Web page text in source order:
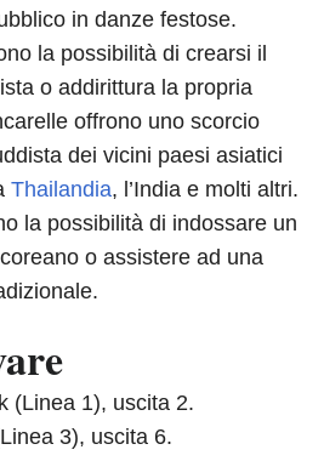
in danze festose.
la possibilità di crearsi il
o addirittura la propria
offrono uno scorcio
dei vicini paesi asiatici
Thailandia, l’India e molti altri.
la possibilità di indossare un
o assistere ad una
(Linea 1), uscita 2.
3), uscita 6.